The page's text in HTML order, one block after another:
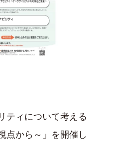
ティについて考える
点から～」を開催し